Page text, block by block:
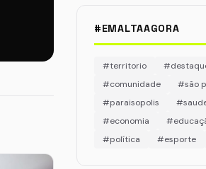
#EMALTAAGORA
#territorio
#comunidade
#são
#paraisopolis
#economia
#política
#esporte